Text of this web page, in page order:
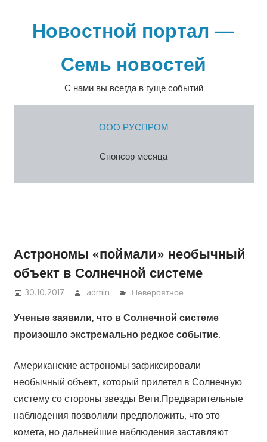
содержимомуНовостной портал —
Семь новостей
С нами вы всегда в гуще событий
ООО РУСПРОМ
Спонсор месяца
Астрономы «поймали» необычный
объект в Солнечной системе
30.10.2017 admin Невероятное
Ученые заявили, что в Солнечной системе
произошло экстремально редкое событие.
Американские астрономы зафиксировали
необычный объект, который прилетел в Солнечную
систему со стороны звезды Веги.Предварительные
наблюдения позволили предположить, что это
комета, но дальнейшие наблюдения заставляют